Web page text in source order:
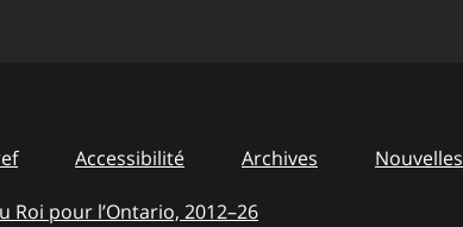
Accessibilité Archives Nouvelles
pour l’Ontario, 2012–to
26